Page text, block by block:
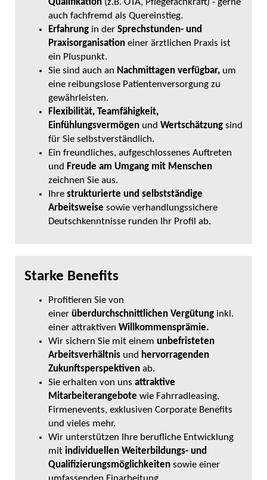
Qualifikation (z.B. OTA, Pflegefachkraft) - gerne
auch fachfremd als Quereinstieg.
Erfahrung in der Sprechstunden- und
Praxisorganisation einer ärztlichen Praxis ist
ein Pluspunkt.
Sie sind auch an Nachmittagen verfügbar, um
eine reibungslose Patientenversorgung zu
gewährleisten.
Flexibilität, Teamfähigkeit,
Einfühlungsvermögen und Wertschätzung sind
für Sie selbstverständlich.
Ein freundliches, aufgeschlossenes Auftreten
und Freude am Umgang mit Menschen
zeichnen Sie aus.
Ihre strukturierte und selbstständige
Arbeitsweise sowie verhandlungssichere
Deutschkenntnisse runden Ihr Profil ab.
Starke Benefits
Profitieren Sie von
einer überdurchschnittlichen Vergütung inkl.
einer attraktiven Willkommensprämie.
Wir sichern Sie mit einem unbefristeten
Arbeitsverhältnis und hervorragenden
Zukunftsperspektiven ab.
Sie erhalten von uns attraktive
Mitarbeiterangebote wie Fahrradleasing,
Firmenevents, exklusiven Corporate Benefits
und vieles mehr.
Wir unterstützen Ihre berufliche Entwicklung
mit individuellen Weiterbildungs- und
Qualifizierungsmöglichkeiten sowie einer